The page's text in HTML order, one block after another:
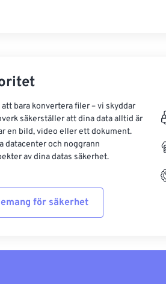
bara konvertera filer – vi skyddar
säkerställer att dina data alltid är
en bild, video eller ett dokument.
datacenter och noggrann
av dina datas säkerhet.
för säkerhet